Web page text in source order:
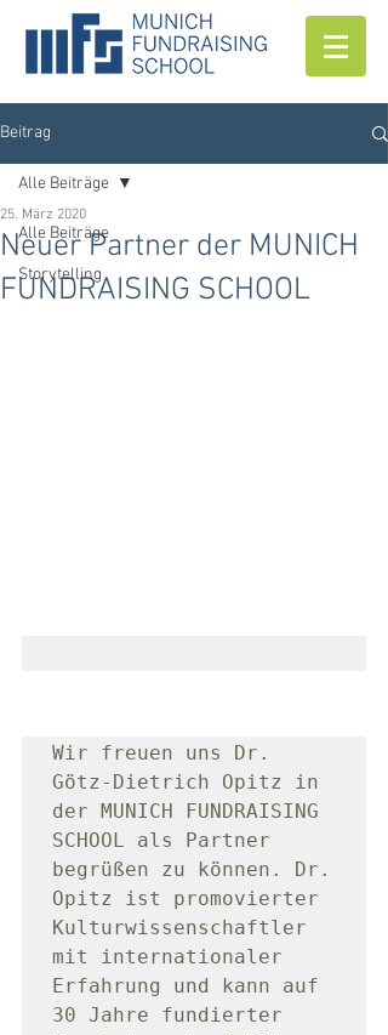
Beitrag
Alle Beiträge
Storytelling
Alle Beiträge
Neuer Partner der MUNICH
FUNDRAISING SCHOOL
25. März 2020
Wir freuen uns Dr.
Götz-Dietrich Opitz in
der MUNICH FUNDRAISING
SCHOOL als Partner
begrüßen zu können. Dr.
Opitz ist promovierter
Kulturwissenschaftler
mit internationaler
Erfahrung und kann auf
30 Jahre fundierter